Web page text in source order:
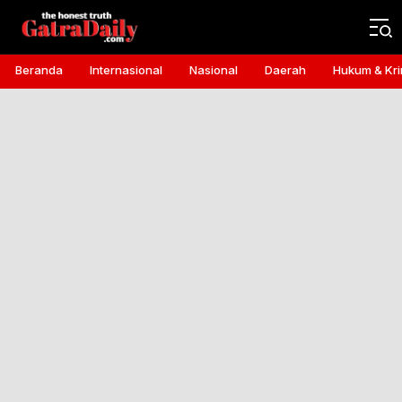
Gatra Daily
the honest truth
Beranda Internasional Nasional Daerah Hukum &